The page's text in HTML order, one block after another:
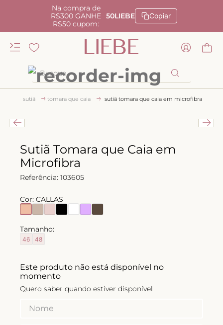
Na compra de
R$300 GANHE
R$50 cupom:
50LIEBE Copiar
Busque
sutiã tomara que caia sutiã tomara que caia em microfibra
Sutiã Tomara que Caia em
Microfibra
Referência: 103605
Cor: CALLAS
Tamanho:
46 48
Este produto não está disponível no
momento
Quero saber quando estiver disponível
TERMOS MAIS BUSCADOS
camisola
sutiã
calcinha renda
calcinha alta
anatomic
triangulo
short doll
calcinha